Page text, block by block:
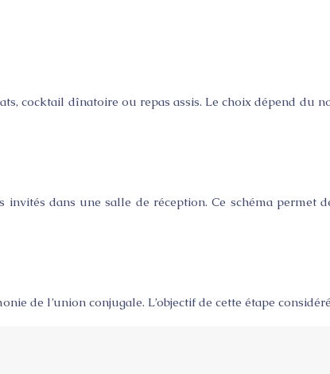
cocktail dînatoire ou repas assis. Le choix dépend du
dans une salle de réception. Ce schéma permet
de l’union conjugale. L’objectif de cette étape